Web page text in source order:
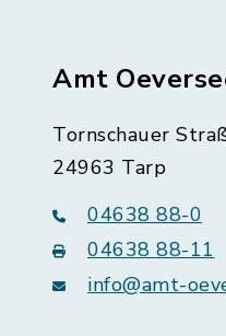
Amt
Tornschauer
24963 Tarp
04638 88-0
04638 88-11
info@amt-